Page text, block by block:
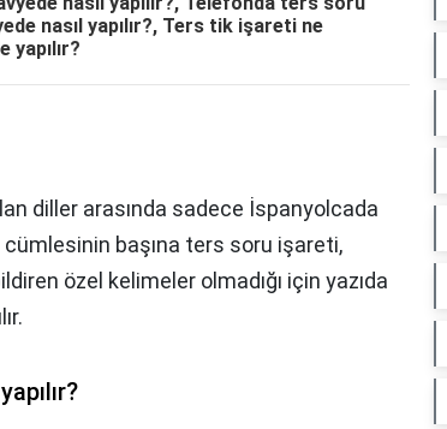
nasıl yapılır?, Ters tik işareti ne
diller arasında sadece İspanyolcada
başına ters soru işareti,
özel kelimeler olmadığı için yazıda